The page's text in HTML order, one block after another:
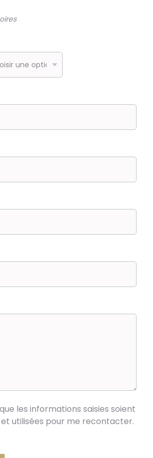
les informations saisies soient
utilisées pour me recontacter.